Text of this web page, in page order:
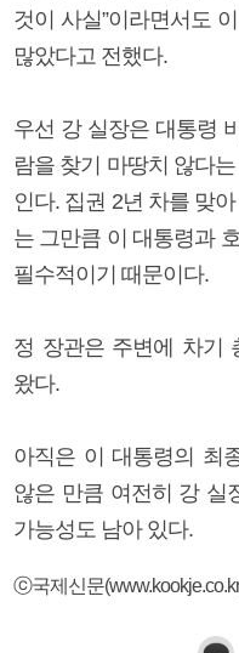
것이 사실”이라면서도
많았다고 전했다.
우선 강 실장은 대통령
람을 찾기 마땅치 않다
인다. 집권 2년 차를 맞
는 그만큼 이 대통령과
필수적이기 때문이다.
정 장관은 주변에 차기
왔다.
아직은 이 대통령의 최
않은 만큼 여전히 강 실
가능성도 남아 있다.
ⓒ국제신문